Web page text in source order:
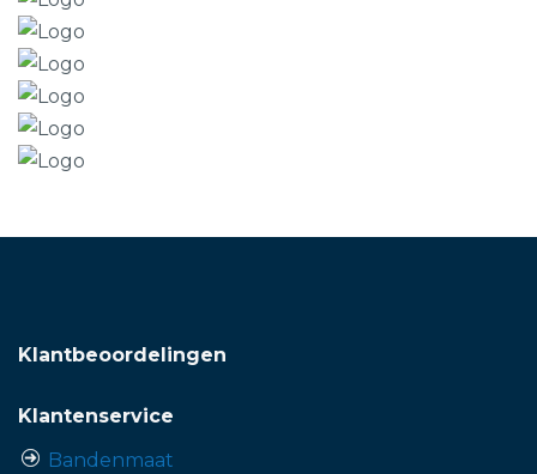
Klantbeoordelingen
Klantenservice
Bandenmaat